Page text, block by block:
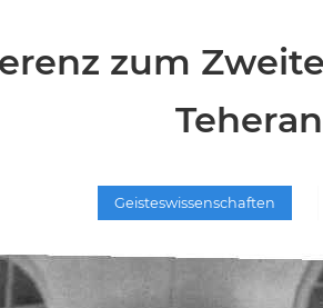
zum
Teheran
Geisteswissenschaften